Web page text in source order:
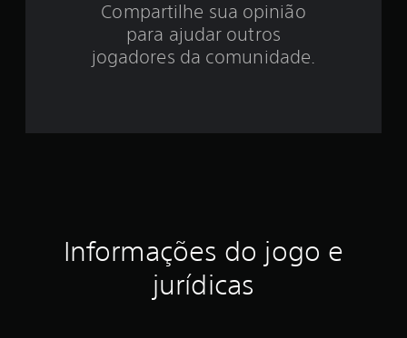
e
Compartilhe sua opinião
para ajudar outros
jogadores da comunidade.
Informações do jogo e
jurídicas